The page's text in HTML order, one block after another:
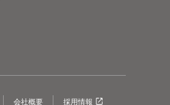
会社概要 採用情報